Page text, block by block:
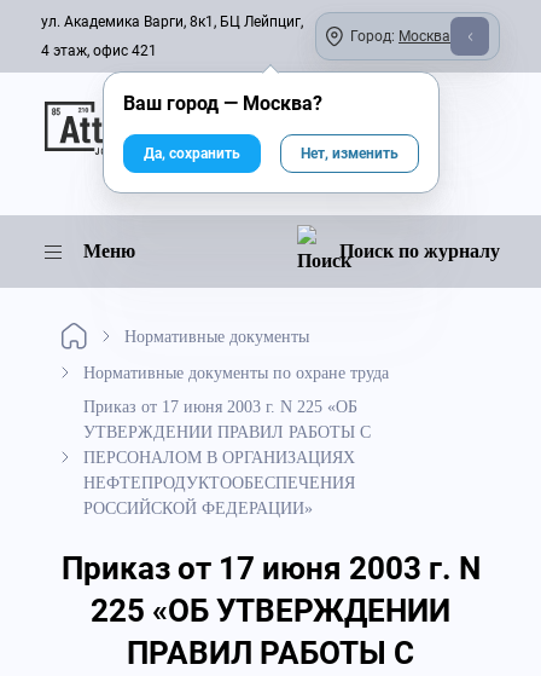
ул. Академика Варги, 8к1, БЦ Лейпциг,
4 этаж, офис 421
Город: Москва
Онлайн-журнал
Меню Поиск по журналу
Нормативные документы
Нормативные документы по охране труда
Приказ от 17 июня 2003 г. N 225 «ОБ
УТВЕРЖДЕНИИ ПРАВИЛ РАБОТЫ С
ПЕРСОНАЛОМ В ОРГАНИЗАЦИЯХ
НЕФТЕПРОДУКТООБЕСПЕЧЕНИЯ
РОССИЙСКОЙ ФЕДЕРАЦИИ»
Приказ от 17 июня 2003 г. N
225 «ОБ УТВЕРЖДЕНИИ
ПРАВИЛ РАБОТЫ С
Ваш город — Москва?
Да, сохранить Нет, изменить